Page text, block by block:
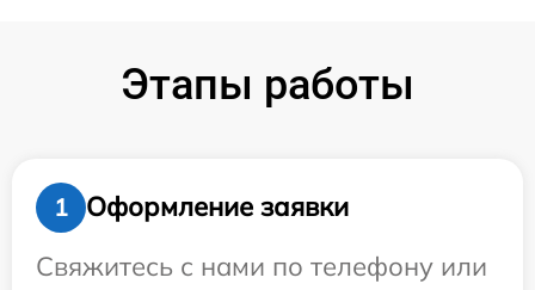
Этапы работы
1
Оформление заявки
Свяжитесь с нами по телефону или